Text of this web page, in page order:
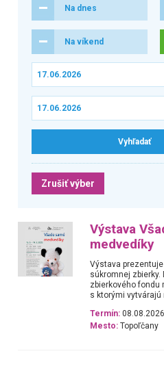
Na dnes
Na víkend
Zrušiť výber
Výstava
medvedíky
Výstava
súkromnej
zbierkového fondu
s ktorými vytvárajú
Termín:
Mesto: Topoľčany